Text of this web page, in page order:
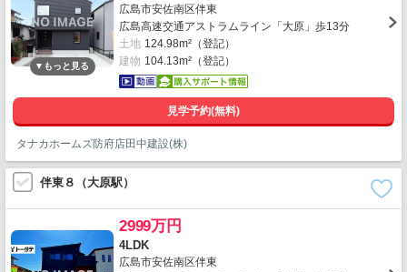
広島市安佐南区伴東
広島高速交通アストラムライン「大原」歩13分
土地 124.98m²（登記）
建物 104.13m²（登記）
見学予約(無料)
タナカホームズ防府店田中建設(株)
伴東８（大原駅）
2999万円
4LDK
広島市安佐南区伴東